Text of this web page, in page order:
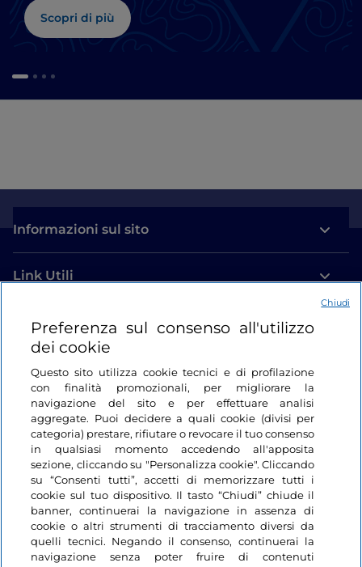
Scopri di più
Informazioni sul sito
Link Utili
Login
Restiamo in contatto
Preferenza sul consenso all'utilizzo
dei cookie
Questo sito utilizza cookie tecnici e di profilazione
con finalità promozionali, per migliorare la
navigazione del sito e per effettuare analisi
aggregate. Puoi decidere a quali cookie (divisi per
categoria) prestare, rifiutare o revocare il tuo consenso
in qualsiasi momento accedendo all'apposita
sezione, cliccando su "Personalizza cookie". Cliccando
su “Consenti tutti”, accetti di memorizzare tutti i
cookie sul tuo dispositivo. Il tasto “Chiudi” chiude il
banner, continuerai la navigazione in assenza di
cookie o altri strumenti di tracciamento diversi da
quelli tecnici. Negando il consenso, continuerai la
navigazione senza poter fruire di contenuti
Chiudi